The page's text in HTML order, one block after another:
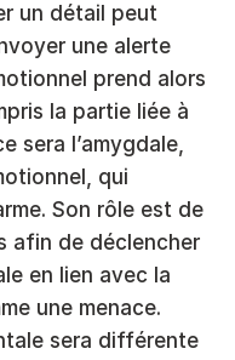
un détail peut
une alerte
prend alors
la partie liée à
sera l’amygdale,
qui
Son rôle est de
afin de déclencher
en lien avec la
une menace.
sera différente